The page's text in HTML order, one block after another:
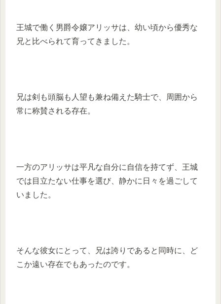
王城で働く男爵令嬢アリッサは、幼い頃から優秀な
兄と比べられて育ってきました。
兄は剣も頭脳も人望も兼ね備えた騎士で、周囲から
常に称賛される存在。
一方のアリッサは平凡な自分に自信を持てず、王城
では目立たない仕事を選び、静かに日々を過ごして
いました。
そんな彼女にとって、兄は誇りであると同時に、ど
こか遠い存在でもあったのです。